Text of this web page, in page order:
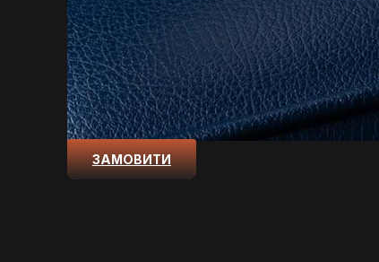
ЗАМОВИТИ